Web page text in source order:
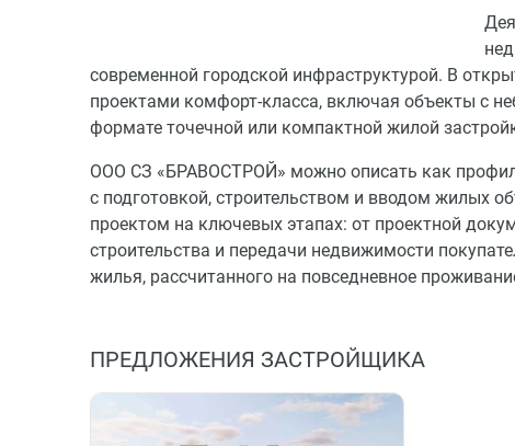
современной городской инфраструктурой. В
проектами комфорт-класса, включая объекты с
формате точечной или компактной жилой
ООО СЗ «БРАВОСТРОЙ» можно описать как
с подготовкой, строительством и вводом жилых
проектом на ключевых этапах: от проектной
строительства и передачи недвижимости
жилья, рассчитанного на повседневное
ПРЕДЛОЖЕНИЯ ЗАСТРОЙЩИКА